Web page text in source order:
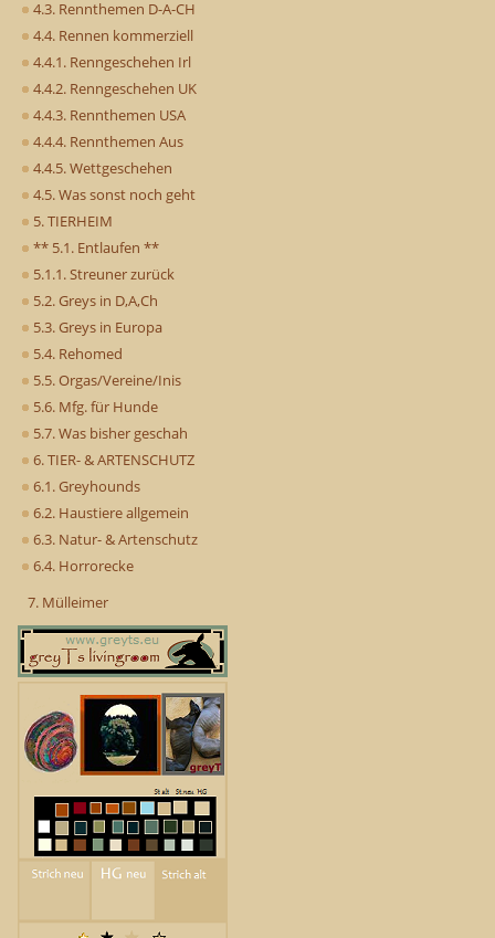
4.3. Rennthemen D-A-CH
4.4. Rennen kommerziell
4.4.1. Renngeschehen Irl
4.4.2. Renngeschehen UK
4.4.3. Rennthemen USA
4.4.4. Rennthemen Aus
4.4.5. Wettgeschehen
4.5. Was sonst noch geht
5. TIERHEIM
** 5.1. Entlaufen **
5.1.1. Streuner zurück
5.2. Greys in D,A,Ch
5.3. Greys in Europa
5.4. Rehomed
5.5. Orgas/Vereine/Inis
5.6. Mfg. für Hunde
5.7. Was bisher geschah
6. TIER- & ARTENSCHUTZ
6.1. Greyhounds
6.2. Haustiere allgemein
6.3. Natur- & Artenschutz
6.4. Horrorecke
7. Mülleimer